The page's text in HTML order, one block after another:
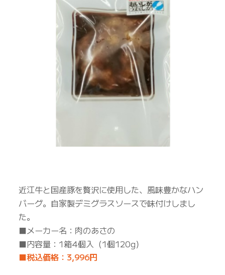
近江牛と国産豚を贅沢に使用した、風味豊かなハン
バーグ。自家製デミグラスソースで味付けしまし
た。
■メーカー名：肉のあさの
■内容量：1箱4個入（1個120g）
■税込価格：3,996円